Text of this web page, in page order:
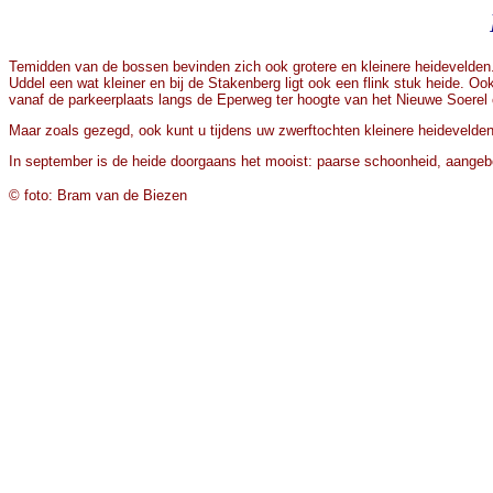
Temidden van de bossen bevinden zich ook grotere en kleinere
Uddel een wat kleiner en bij de Stakenberg ligt ook een flink stuk heide.
vanaf de parkeerplaats langs de Eperweg ter hoogte van het Nieuwe
Maar zoals gezegd, ook kunt u tijdens uw zwerftochten kleinere
In september is de heide doorgaans het mooist: paarse schoonheid,
© foto: Bram van de Biezen